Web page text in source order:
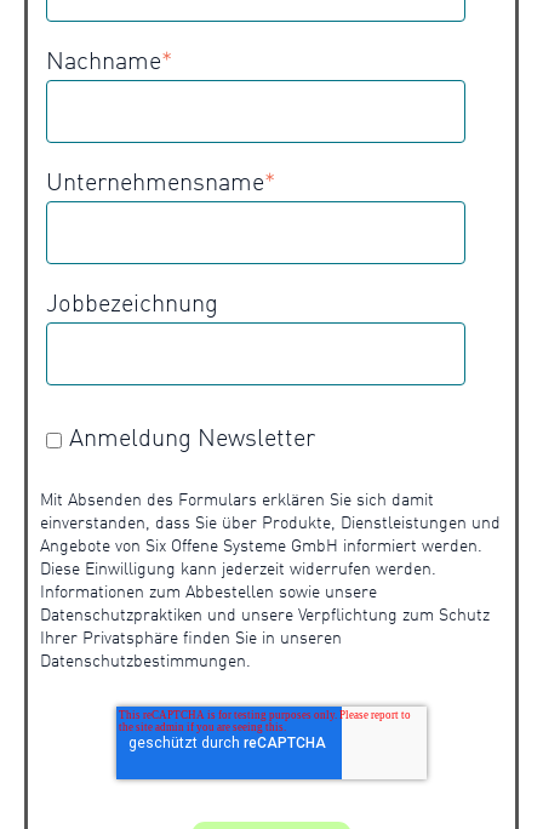
Nachname*
Unternehmensname*
Jobbezeichnung
Anmeldung Newsletter
Mit Absenden des Formulars erklären Sie sich damit
einverstanden, dass Sie über Produkte, Dienstleistungen und
Angebote von Six Offene Systeme GmbH informiert werden.
Diese Einwilligung kann jederzeit widerrufen werden.
Informationen zum Abbestellen sowie unsere
Datenschutzpraktiken und unsere Verpflichtung zum Schutz
Ihrer Privatsphäre finden Sie in unseren
Datenschutzbestimmungen.